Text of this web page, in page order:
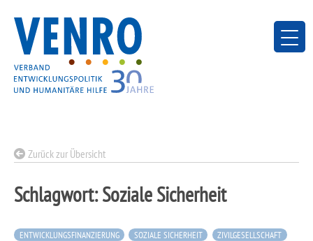
content
Zurück zur Übersicht
Schlagwort:Soziale Sicherheit
ENTWICKLUNGSFINANZIERUNG SOZIALE SICHERHEIT ZIVILGESELLSCHAFT